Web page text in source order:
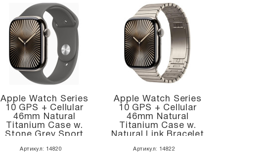
Apple Watch Series
10 GPS + Cellular
46mm Natural
Titanium Case w.
Stone Grey Sport
Артикул: 14820
Apple Watch Series
10 GPS + Cellular
46mm Natural
Titanium Case w.
Natural Link Bracelet
Артикул: 14822